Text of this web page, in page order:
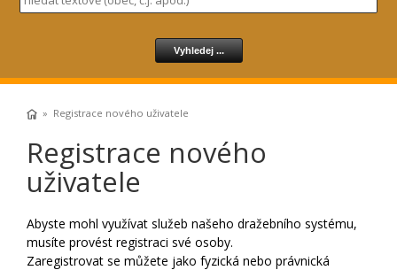
» Registrace nového uživatele
Registrace nového
uživatele
Abyste mohl využívat služeb našeho dražebního systému,
musíte provést registraci své osoby.
Zaregistrovat se můžete jako fyzická nebo právnická